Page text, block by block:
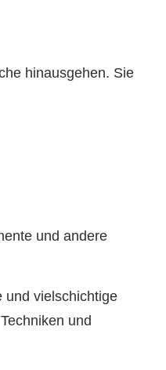
hinausgehen. Sie
und andere
und vielschichtige
und